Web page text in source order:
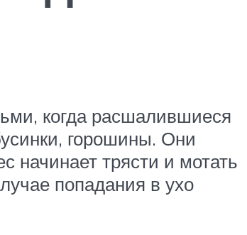
когда расшалившиеся
горошины. Они
начинает трясти и мотать
попадания в ухо